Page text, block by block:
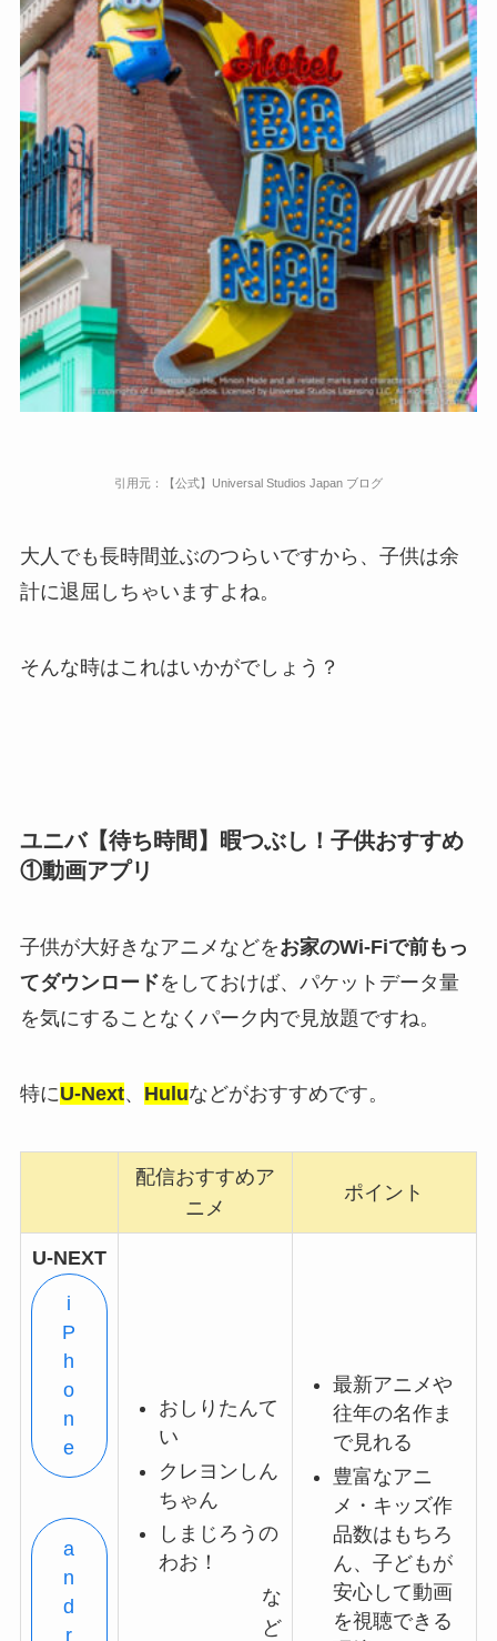
引用元：【公式】Universal Studios Japan ブログ
大人でも長時間並ぶのつらいですから、子供は余
計に退屈しちゃいますよね。
そんな時はこれはいかがでしょう？
ユニバ【待ち時間】暇つぶし！子供おすすめ
①動画アプリ
子供が大好きなアニメなどをお家のWi-Fiで前もっ
てダウンロードをしておけば、パケットデータ量
を気にすることなくパーク内で見放題ですね。
特にU-Next、 Huluなどがおすすめです。
配信おすすめア
ニメ
ポイント
U-NEXT
i
P
h
o
n
e
a
n
d
r
おしりたんて
い
クレヨンしん
ちゃん
しまじろうの
わお！
な
ど
最新アニメや
往年の名作ま
で見れる
豊富なアニ
メ・キッズ作
品数はもちろ
ん、子どもが
安心して動画
を視聴できる